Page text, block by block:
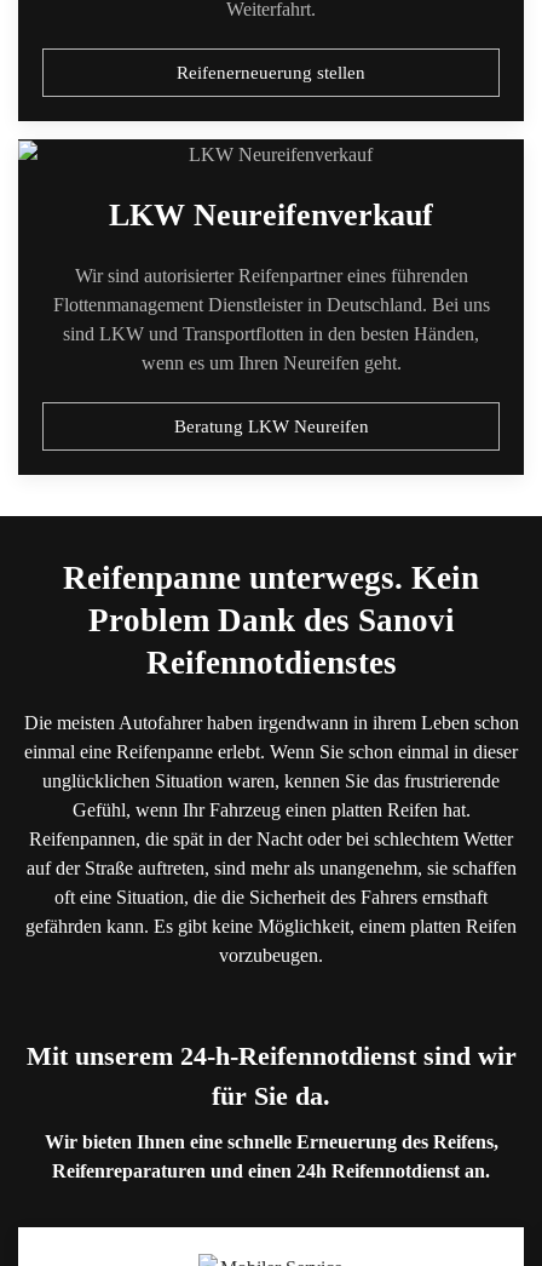
Weiterfahrt.
Reifenerneuerung stellen
LKW Neureifenverkauf
Wir sind autorisierter Reifenpartner eines führenden
Flottenmanagement Dienstleister in Deutschland. Bei uns
sind LKW und Transportflotten in den besten Händen,
wenn es um Ihren Neureifen geht.
Beratung LKW Neureifen
Reifenpanne unterwegs. Kein
Problem Dank des Sanovi
Reifennotdienstes
Die meisten Autofahrer haben irgendwann in ihrem Leben schon
einmal eine Reifenpanne erlebt. Wenn Sie schon einmal in dieser
unglücklichen Situation waren, kennen Sie das frustrierende
Gefühl, wenn Ihr Fahrzeug einen platten Reifen hat.
Reifenpannen, die spät in der Nacht oder bei schlechtem Wetter
auf der Straße auftreten, sind mehr als unangenehm, sie schaffen
oft eine Situation, die die Sicherheit des Fahrers ernsthaft
gefährden kann. Es gibt keine Möglichkeit, einem platten Reifen
vorzubeugen.
Mit unserem 24-h-Reifennotdienst sind wir
für Sie da.
Wir bieten Ihnen eine schnelle Erneuerung des Reifens,
Reifenreparaturen und einen 24h Reifennotdienst an.